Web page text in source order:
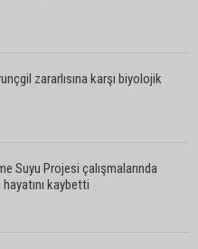
zararlısına karşı biyolojik
Suyu Projesi çalışmalarında
kaybetti